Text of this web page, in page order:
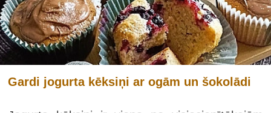
Gardi jogurta kēksiņi ar ogām un šokolādi